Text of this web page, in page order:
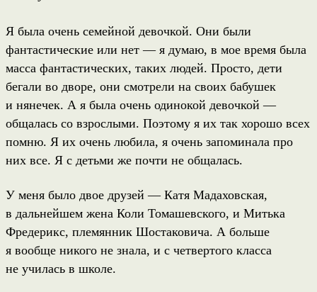
Я была очень семейной девочкой. Они были
фантастические или нет — я думаю, в мое время была
масса фантастических, таких людей. Просто, дети
бегали во дворе, они смотрели на своих бабушек
и нянечек. А я была очень одинокой девочкой —
общалась со взрослыми. Поэтому я их так хорошо всех
помню. Я их очень любила, я очень запоминала про
них все. Я с детьми же почти не общалась.
У меня было двое друзей — Катя Мадаховская,
в дальнейшем жена Коли Томашевского, и Митька
Фредерикс, племянник Шостаковича. А больше
я вообще никого не знала, и с четвертого класса
не училась в школе.